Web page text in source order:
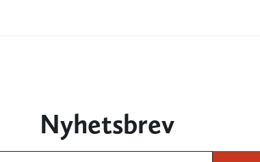
Nyhetsbrev